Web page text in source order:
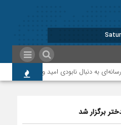
به دنبال نابودی امید و اعتماد مردم
برگزار شد